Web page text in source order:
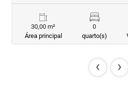
30,00 m²
Área principal
0
quarto(s)
‹ ›